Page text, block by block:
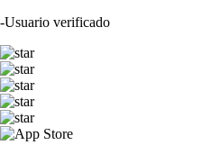
-Usuario verificado